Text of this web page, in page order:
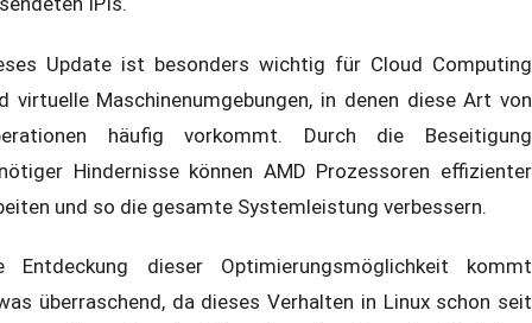
Update ist besonders wichtig für Cloud Computing
virtuelle Maschinenumgebungen, in denen diese Art von
häufig vorkommt. Durch die Beseitigung
Hindernisse können AMD Prozessoren effizienter
und so die gesamte Systemleistung verbessern.
Entdeckung dieser Optimierungsmöglichkeit kommt
überraschend, da dieses Verhalten in Linux schon seit